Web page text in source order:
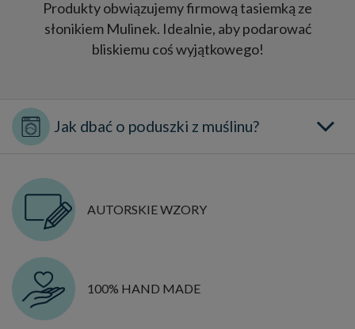
Produkty obwiązujemy firmową tasiemką ze
słonikiem Mulinek. Idealnie, aby podarować
bliskiemu coś wyjątkowego!
AUTORSKIE WZORY
100% HAND MADE